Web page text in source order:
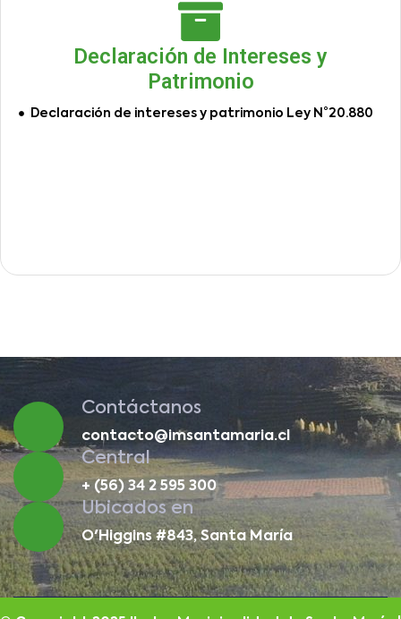
Declaración de Intereses y
Patrimonio
Declaración de intereses y patrimonio Ley N°20.880
Contáctanos
contacto@imsantamaria.cl
Central
+ (56) 34 2 595 300
Ubicados en
O'Higgins #843, Santa María